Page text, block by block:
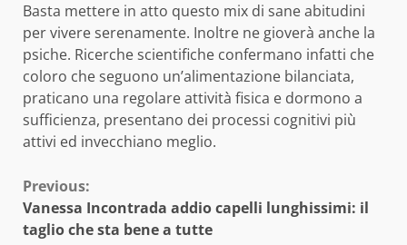
Basta mettere in atto questo mix di sane abitudini
per vivere serenamente. Inoltre ne gioverà anche la
psiche. Ricerche scientifiche confermano infatti che
coloro che seguono un’alimentazione bilanciata,
praticano una regolare attività fisica e dormono a
sufficienza, presentano dei processi cognitivi più
attivi ed invecchiano meglio.
Continue
Reading
Previous:
Vanessa Incontrada addio capelli lunghissimi: il
taglio che sta bene a tutte